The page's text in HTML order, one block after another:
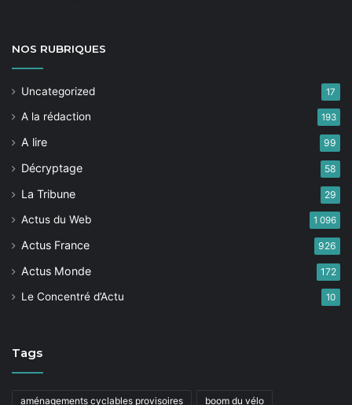
NOS RUBRIQUES
Uncategorized 17
A la rédaction 193
A lire 99
Décryptage 58
La Tribune 29
Actus du Web 1 096
Actus France 926
Actus Monde 172
Le Concentré d’Actu 10
Tags
aménagements cyclables provisoires boom du vélo